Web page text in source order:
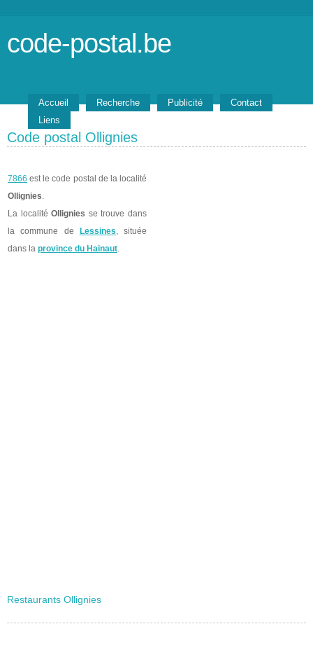
code-postal.be
Accueil Recherche Publicité
Contact
Liens
Code postal Ollignies
7866 est le code postal de la localité
Ollignies.
La localitéOllignies se trouve dans
la commune de
Lessines, située
dans la province du Hainaut.
Restaurants Ollignies